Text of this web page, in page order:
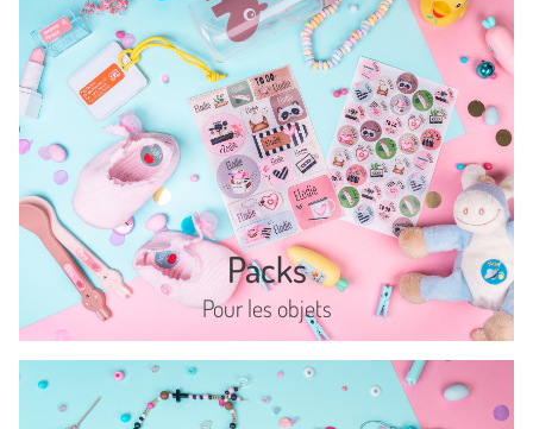
Packs
Pour les objets